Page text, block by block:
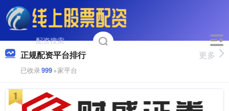
正规配资平台排行
已收录999+家平台
更多